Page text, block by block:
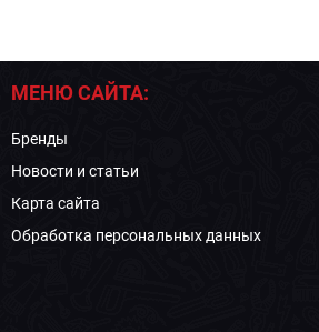
МЕНЮ САЙТА:
Бренды
Новости и статьи
Карта сайта
Обработка персональных данных